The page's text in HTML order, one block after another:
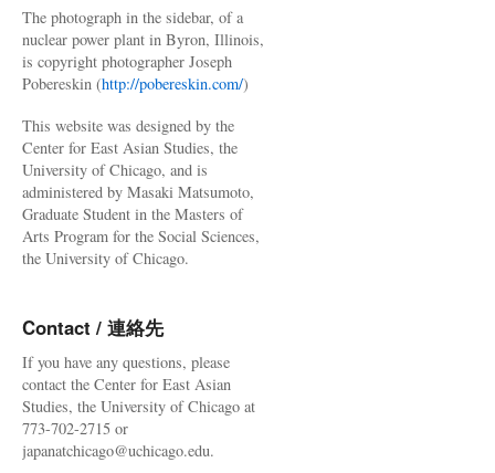
The photograph in the sidebar, of a
nuclear power plant in Byron, Illinois,
is copyright photographer Joseph
Pobereskin (http://pobereskin.com/)
This website was designed by the
Center for East Asian Studies, the
University of Chicago, and is
administered by Masaki Matsumoto,
Graduate Student in the Masters of
Arts Program for the Social Sciences,
the University of Chicago.
Contact / 連絡先
If you have any questions, please
contact the Center for East Asian
Studies, the University of Chicago at
773-702-2715 or
japanatchicago@uchicago.edu.